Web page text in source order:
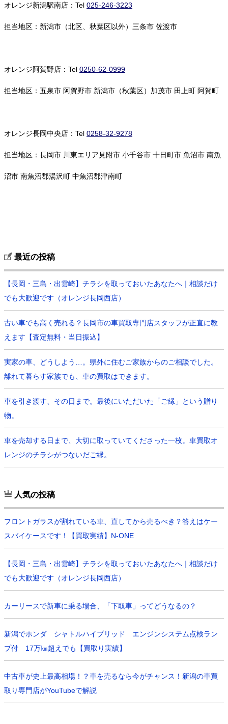
オレンジ新潟駅南店：Tel 025-246-3223
担当地区：新潟市（北区、秋葉区以外）三条市 佐渡市
オレンジ阿賀野店：Tel 0250-62-0999
担当地区：五泉市 阿賀野市 新潟市（秋葉区）加茂市 田上町 阿賀町
オレンジ長岡中央店：Tel 0258-32-9278
担当地区：長岡市 川東エリア見附市 小千谷市 十日町市 魚沼市 南魚
沼市 南魚沼郡湯沢町 中魚沼郡津南町
最近の投稿
【長岡・三島・出雲崎】チラシを取っておいたあなたへ｜相談だけ
でも大歓迎です（オレンジ長岡西店）
古い車でも高く売れる？長岡市の車買取専門店スタッフが正直に教
えます【査定無料・当日振込】
実家の車、どうしよう…。県外に住むご家族からのご相談でした。
離れて暮らす家族でも、車の買取はできます。
車を引き渡す、その日まで。最後にいただいた「ご縁」という贈り
物。
車を売却する日まで、大切に取っていてくださった一枚。車買取オ
レンジのチラシがつないだご縁。
人気の投稿
フロントガラスが割れている車、直してから売るべき？答えはケー
スバイケースです！【買取実績】N-ONE
【長岡・三島・出雲崎】チラシを取っておいたあなたへ｜相談だけ
でも大歓迎です（オレンジ長岡西店）
カーリースで新車に乗る場合、「下取車」ってどうなるの？
新潟でホンダ シャトルハイブリッド エンジンシステム点検ラン
プ付 17万㎞超えでも【買取り実績】
中古車が史上最高相場！？車を売るなら今がチャンス！新潟の車買
取り専門店がYouTubeで解説